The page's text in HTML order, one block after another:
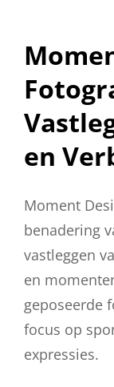
en
Moment
benadering
vastleggen
en
geposeerde
focus op
expressies.